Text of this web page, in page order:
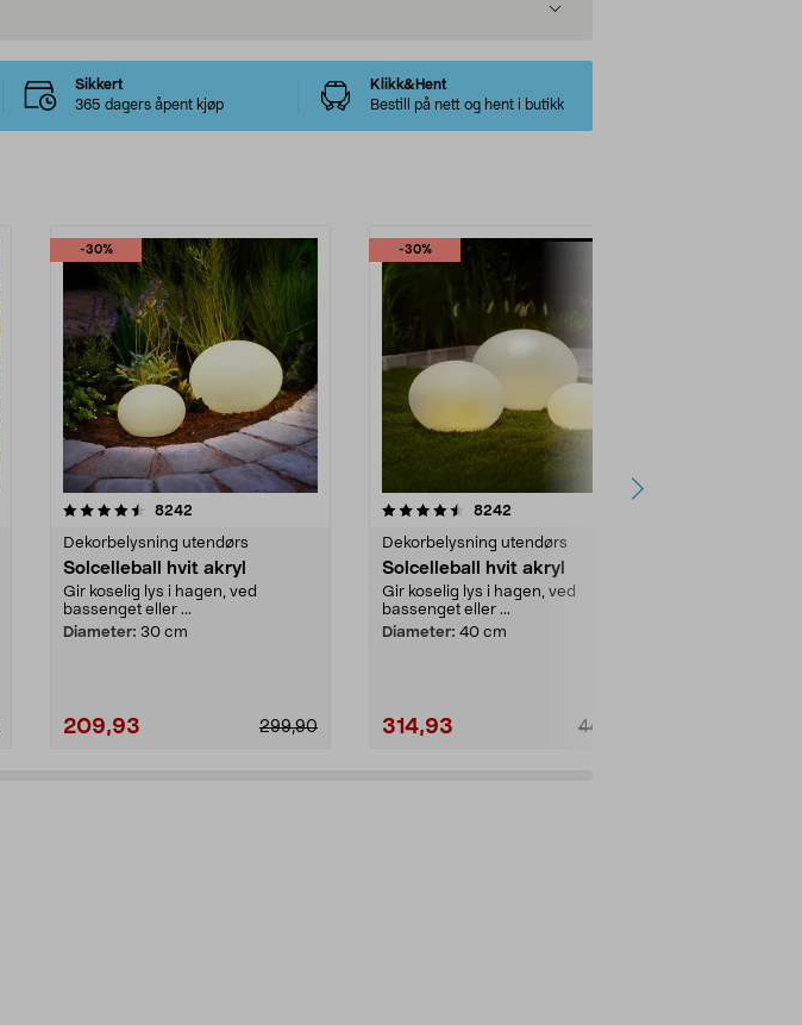
Sikkert
365 dagers åpent kjøp
Klikk&Hent
Bestill på nett og hent i butikk
-30%
8242
Dekorbelysning utendørs
Solcelleball hvit akryl
Gir koselig lys i hagen, ved
bassenget eller ...
Diameter: 30 cm
209,93 299,90
-30%
4.5 av 5 stjerner 8242
Dekorbelysning utendørs
Solcelleball hvit akryl
Gir koselig lys i hagen, ved
bassenget eller ...
Diameter: 40 cm
314,93 449,90
4.5 av 5 stjerner